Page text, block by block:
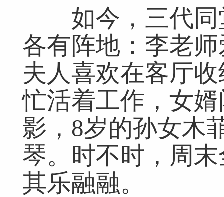
如今，三代同
各有阵地：李老
夫人喜欢在客厅
忙活着工作，女
影，8岁的孙女木
琴。时不时，周
其乐融融。